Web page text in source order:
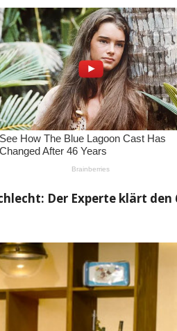
Der Experte klärt den